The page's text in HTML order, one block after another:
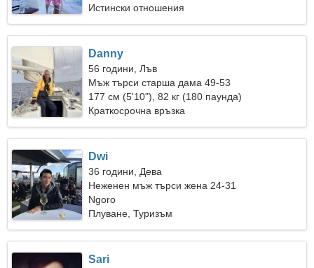
Истински отношения
Danny
56 години, Лъв
Мъж търси старша дама 49-53
177 см (5'10"), 82 кг (180 паунда)
Краткосрочна връзка
Dwi
36 години, Дева
Неженен мъж търси жена 24-31
Ngoro
Плуване, Туризъм
Sari